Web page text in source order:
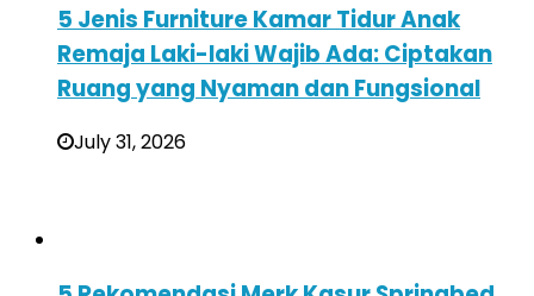
5 Jenis Furniture Kamar Tidur Anak
Remaja Laki-laki Wajib Ada: Ciptakan
Ruang yang Nyaman dan Fungsional
July 31, 2026